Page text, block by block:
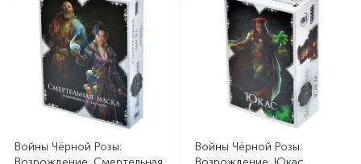
Войны Чёрной Розы:
Войны Чёрной Розы: